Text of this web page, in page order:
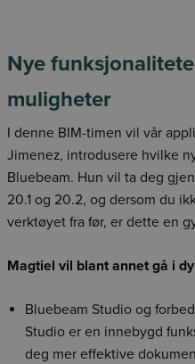
Nye
muligheter
I denne BIM-timen vil vår
Jimenez, introdusere hvilke
Bluebeam. Hun vil ta deg
20.1 og 20.2, og dersom du
verktøyet fra før, er dette en
Magtiel vil blant annet gå i
Bluebeam Studio og
Studio er en innebygd
deg mer effektive